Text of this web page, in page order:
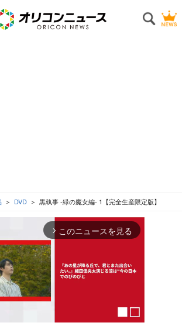
DVD 黒執事 -緑の魔女編- 1【完全生産限定版】
arrow_forward_ios このニュースを見る